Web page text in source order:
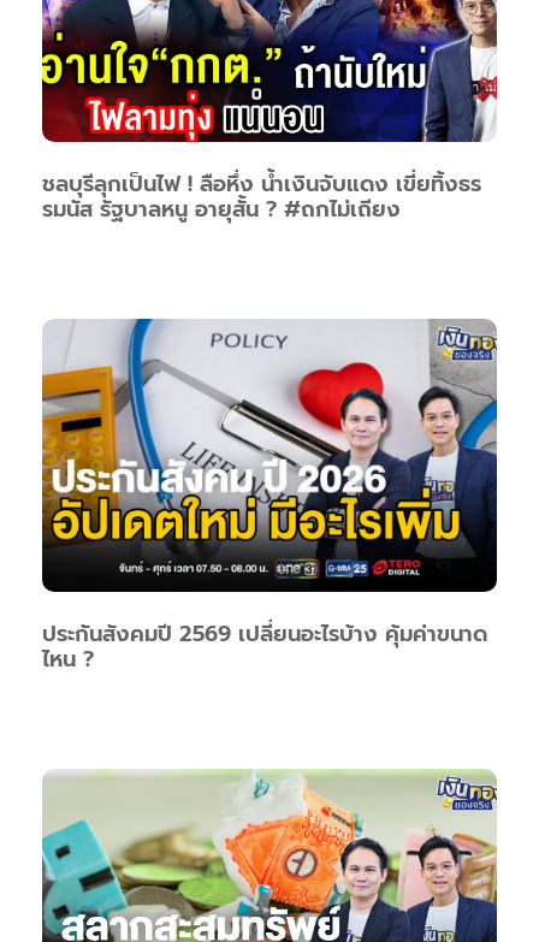
ชลบุรีลุกเป็นไฟ ! ลือหึ่ง น้ำเงินจับแดง เขี่ยทิ้งธร
รมนัส รัฐบาลหนู อายุสั้น ? #ถกไม่เถียง
ประกันสังคมปี 2569 เปลี่ยนอะไรบ้าง คุ้มค่าขนาด
ไหน ?